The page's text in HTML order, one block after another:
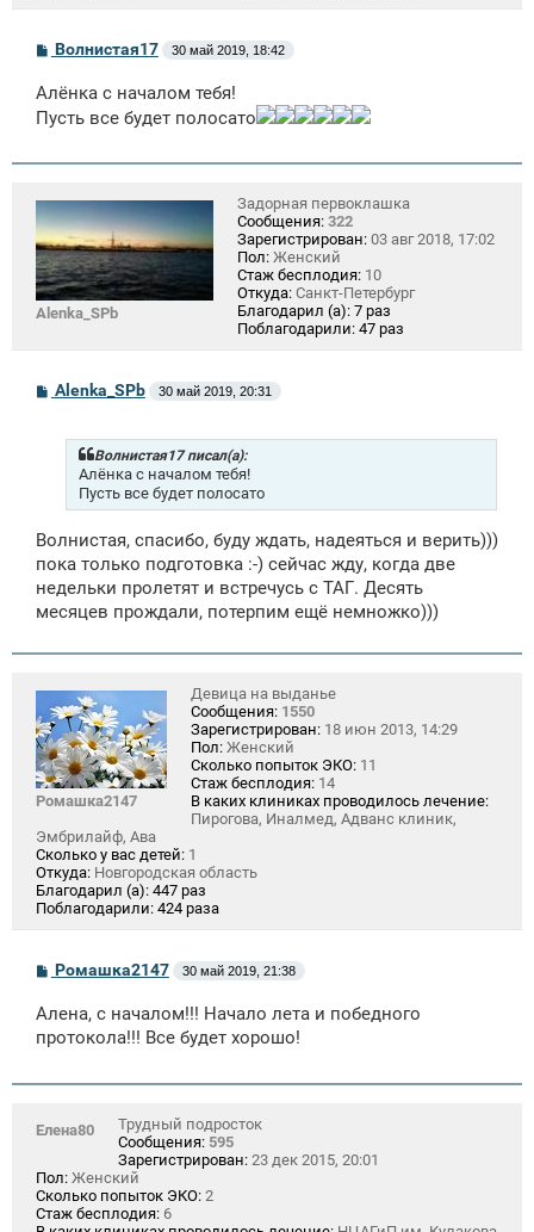
С
о
б
щ
е
и
Волнистая17 30 май 2019, 18:42
Алёнка с началом тебя!
Пусть все будет полосато
Alenka_SPb
Задорная первоклашка
Сообщения: 322
Зарегистрирован: 03 авг 2018, 17:02
Пол: Женский
Стаж бесплодия: 10
Откуда: Санкт-Петербург
Благодарил (а): 7 раз
Поблагодарили: 47 раз
С
о
Alenka_SPb 30 май 2019, 20:31
Волнистая17 писал(а):
Алёнка с началом тебя!
Пусть все будет полосато
Волнистая, спасибо, буду ждать, надеяться и верить)))
пока только подготовка :-) сейчас жду, когда две
недельки пролетят и встречусь с ТАГ. Десять
месяцев прождали, потерпим ещё немножко)))
Ромашка2147
Девица на выданье
Сообщения: 1550
Зарегистрирован: 18 июн 2013, 14:29
Пол: Женский
Сколько попыток ЭКО: 11
Стаж бесплодия: 14
В каких клиниках проводилось лечение:
Пирогова, Иналмед, Адванс клиник,
Эмбрилайф, Ава
Сколько у вас детей: 1
Откуда: Новгородская область
Благодарил (а): 447 раз
Поблагодарили: 424 раза
С
б
щ
е
и
Ромашка2147 30 май 2019, 21:38
Алена, с началом!!! Начало лета и победного
протокола!!! Все будет хорошо!
Елена80
Трудный подросток
Сообщения: 595
Зарегистрирован: 23 дек 2015, 20:01
Пол: Женский
Сколько попыток ЭКО: 2
Стаж бесплодия: 6